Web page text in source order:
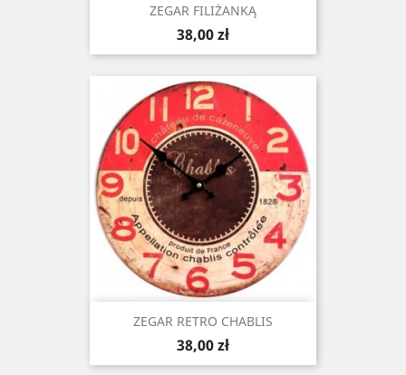
ZEGAR FILIŻANKĄ
Cena
38,00 zł
ZEGAR RETRO CHABLIS
Cena
38,00 zł